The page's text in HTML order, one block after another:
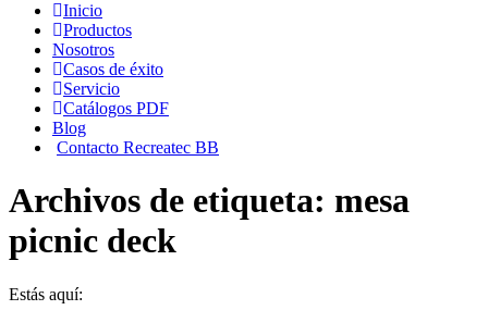
Inicio
Productos
Nosotros
Casos de éxito
Servicio
Catálogos PDF
Blog
Contacto Recreatec BB
Archivos de etiqueta: mesa
picnic deck
Estás aquí: